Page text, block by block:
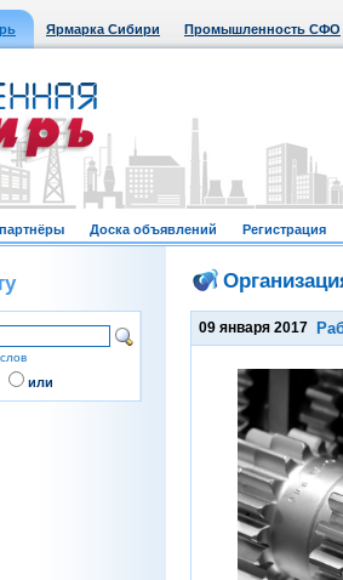
Ярмарка Сибири Промышленность СФО
Доска объявлений Регистрация
или
09 января 2017